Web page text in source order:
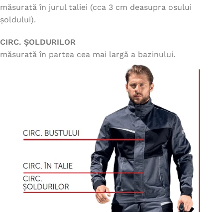
măsurată în jurul taliei (cca 3 cm deasupra osului
șoldului).
CIRC. ȘOLDURILOR
măsurată în partea cea mai largă a bazinului.